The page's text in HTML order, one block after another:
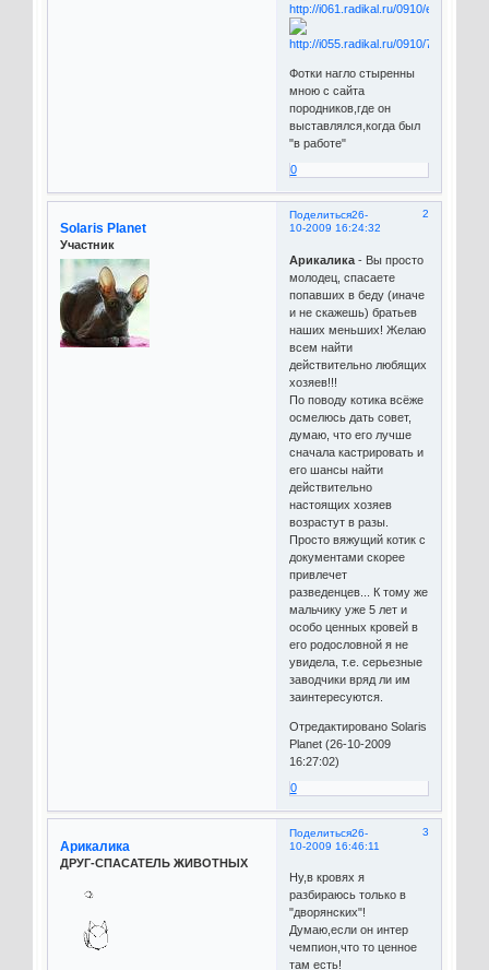
Фотки нагло стыренны
мною с сайта
породников,где он
выставлялся,когда был
"в работе"
0
Поделиться 2
26-
10-2009 16:24:32
Solaris Planet
Участник
Арикалика- Вы просто
молодец, спасаете
попавших в беду (иначе
и не скажешь) братьев
наших меньших! Желаю
всем найти
действительно любящих
хозяев!!!
По поводу котика всёже
осмелюсь дать совет,
думаю, что его лучше
сначала кастрировать и
его шансы найти
действительно
настоящих хозяев
возрастут в разы.
Просто вяжущий котик с
документами скорее
привлечет
разведенцев... К тому же
мальчику уже 5 лет и
особо ценных кровей в
его родословной я не
увидела, т.е. серьезные
заводчики вряд ли им
заинтересуются.
Отредактировано Solaris
Planet (26-10-2009
16:27:02)
0
Поделиться 3
26-
10-2009 16:46:11
Арикалика
ДРУГ-СПАСАТЕЛЬ ЖИВОТНЫХ
Ну,в кровях я
разбираюсь только в
"дворянских"!
Думаю,если он интер
чемпион,что то ценное
там есть!